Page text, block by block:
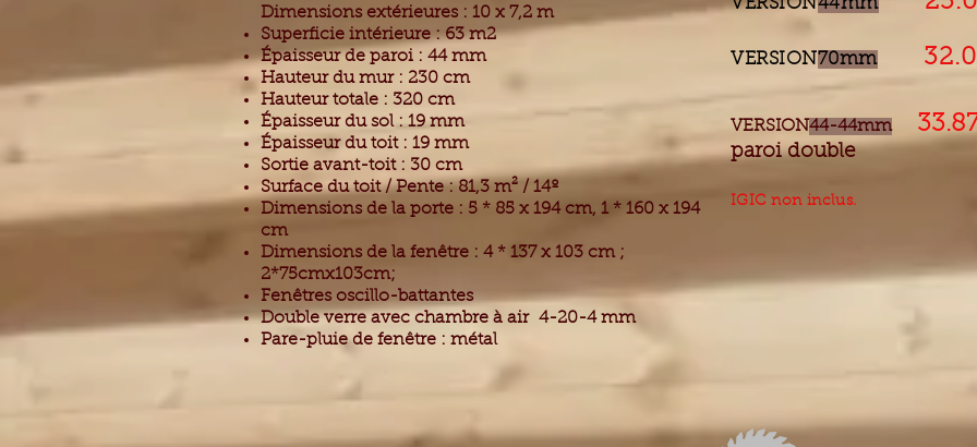
Dimensions extérieures : 10 x 7,2 m
Superficie intérieure : 63 m2
Épaisseur de paroi : 44 mm
Hauteur du mur : 230 cm
Hauteur totale : 320 cm
Épaisseur du sol : 19 mm
Épaisseur du toit : 19 mm
Sortie avant-toit : 30 cm
Surface du toit / Pente : 81,3 m² / 14º
Dimensions de la porte : 5 * 85 x 194 cm, 1 * 160 x 194
cm
Dimensions de la fenêtre : 4 * 137 x 103 cm ;
2*75cmx103cm;
Fenêtres oscillo-battantes
Double verre avec chambre à air 4-20-4 mm
Pare-pluie de fenêtre : métal
VERSION44mm
VERSION 70mm
VERSION44-44mm
paroi double
IGIC non inclus.